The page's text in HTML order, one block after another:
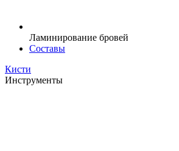
Ламинирование бровей
Составы
Кисти
Инструменты